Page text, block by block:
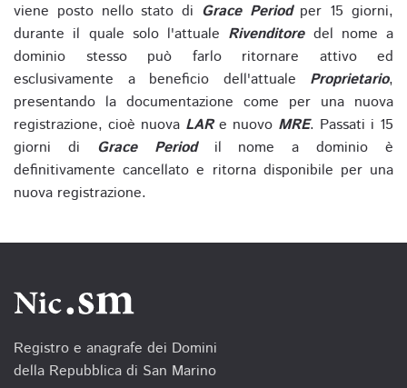
viene posto nello stato di Grace Periodper 15 giorni,
durante il quale solo l'attuale Rivenditoredel nome a
dominio stesso può farlo ritornare attivo ed
esclusivamente a beneficio dell'attuale Proprietario,
presentando la documentazione come per una nuova
registrazione, cioè nuova LARe nuovo MRE. Passati i 15
giorni di Grace Periodil nome a dominio è
definitivamente cancellato e ritorna disponibile per una
nuova registrazione.
Registro e anagrafe dei Domini
della Repubblica di San Marino